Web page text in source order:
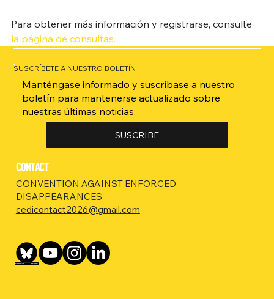
Para obtener más información y registrarse, consulte
la página de consultas.
SUSCRÍBETE A NUESTRO BOLETÍN
Manténgase informado y suscríbase a nuestro
boletín para mantenerse actualizado sobre
nuestras últimas noticias.
SUSCRIBE
CONTACT
CONVENTION AGAINST ENFORCED
DISAPPEARANCES
cedicontact2026@gmail.com